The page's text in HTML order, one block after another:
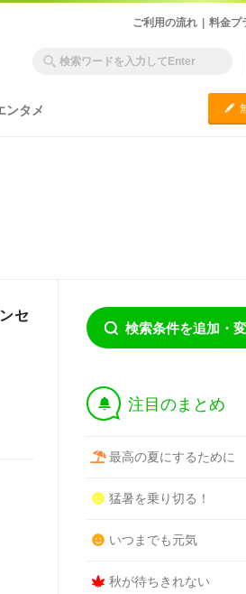
ご利用の流れ 料金プ
ンタメ C
セ
検索条件を追加・
† 注目のまとめ
最高の夏にするために
猛暑を乗り切る！
いつまでも元気
秋が待ちきれない